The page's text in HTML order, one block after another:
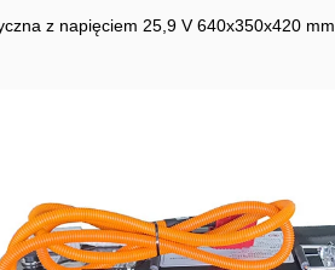
z napięciem 25,9 V 640x350x420 mm